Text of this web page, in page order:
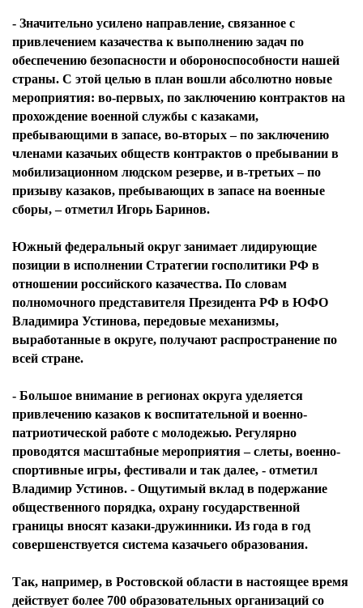
- Значительно усилено направление, связанное с
привлечением казачества к выполнению задач по
обеспечению безопасности и обороноспособности нашей
страны. С этой целью в план вошли абсолютно новые
мероприятия: во-первых, по заключению контрактов на
прохождение военной службы с казаками,
пребывающими в запасе, во-вторых – по заключению
членами казачьих обществ контрактов о пребывании в
мобилизационном людском резерве, и в-третьих – по
призыву казаков, пребывающих в запасе на военные
сборы, – отметил Игорь Баринов.
Южный федеральный округ занимает лидирующие
позиции в исполнении Стратегии госполитики РФ в
отношении российского казачества. По словам
полномочного представителя Президента РФ в ЮФО
Владимира Устинова, передовые механизмы,
выработанные в округе, получают распространение по
всей стране.
- Большое внимание в регионах округа уделяется
привлечению казаков к воспитательной и военно-
патриотической работе с молодежью. Регулярно
проводятся масштабные мероприятия – слеты, военно-
спортивные игры, фестивали и так далее, - отметил
Владимир Устинов. - Ощутимый вклад в подержание
общественного порядка, охрану государственной
границы вносят казаки-дружинники. Из года в год
совершенствуется система казачьего образования.
Так, например, в Ростовской области в настоящее время
действует более 700 образовательных организаций со